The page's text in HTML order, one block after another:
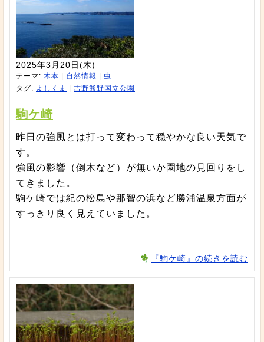
2025年3月20日(木)
テーマ: 木本 自然情報
虫
タグ: よしくま 吉野熊野国立公園
駒ケ崎
昨日の強風とは打って変わって穏やかな良い天気で
す。
強風の影響（倒木など）が無いか園地の見回りをし
てきました。
駒ケ崎では紀の松島や那智の浜など勝浦温泉方面が
すっきり良く見えていました。
『駒ケ崎』の続きを読む